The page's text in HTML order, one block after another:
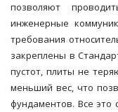
позволяют
инженерные
требования
закреплены в
пустот, плиты не
меньший вес, что
фундаментов. Все это